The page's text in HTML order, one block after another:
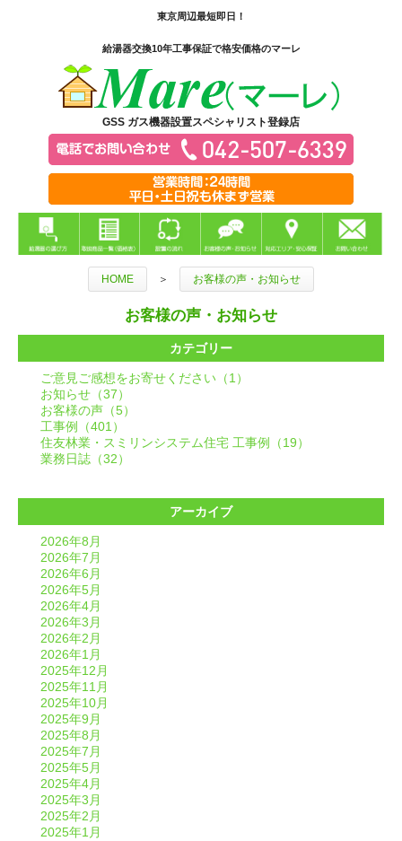
東京周辺最短即日！
給湯器交換10年工事保証で格安価格のマーレ
GSS ガス機器設置スペシャリスト登録店
HOME ＞ お客様の声・お知らせ
お客様の声・お知らせ
カテゴリー
ご意見ご感想をお寄せください（1）
お知らせ（37）
お客様の声（5）
工事例（401）
住友林業・スミリンシステム住宅 工事例（19）
業務日誌（32）
アーカイブ
2026年8月
2026年7月
2026年6月
2026年5月
2026年4月
2026年3月
2026年2月
2026年1月
2025年12月
2025年11月
2025年10月
2025年9月
2025年8月
2025年7月
2025年5月
2025年4月
2025年3月
2025年2月
2025年1月